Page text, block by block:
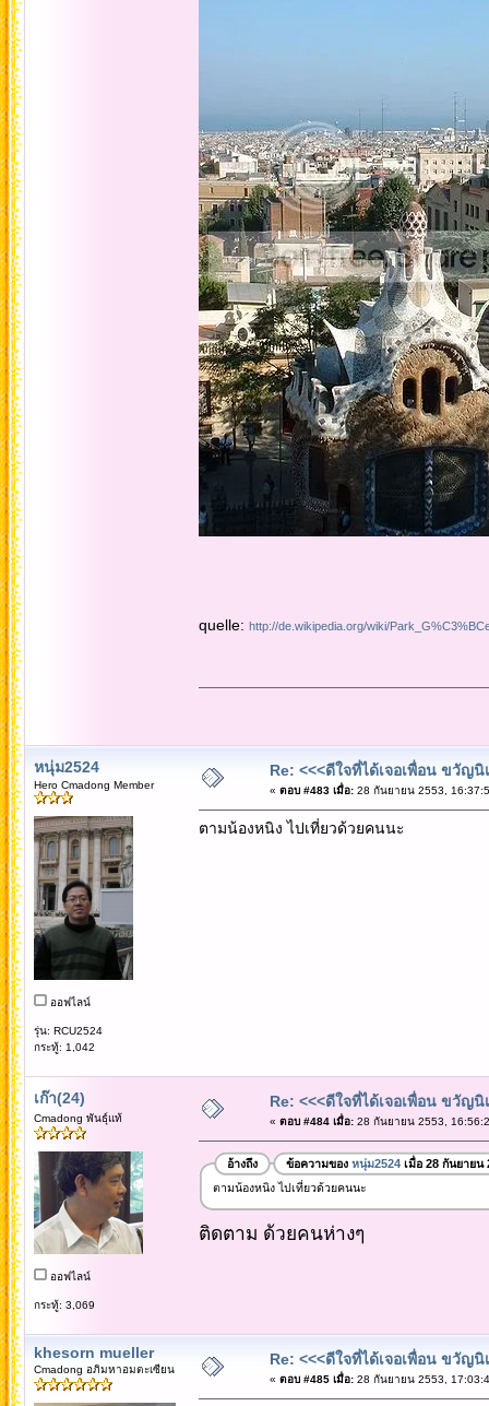
quelle: http://de.wikipedia.org/wiki/
หนุ่ม2524
Hero Cmadong Member
ออฟไลน์
รุ่น: RCU2524
กระทู้: 1,042
Re: <<<ดีใจที่ได้เจอเพื่อน ขวัญนิ
« ตอบ #483 เมื่อ:28 กันยายน 2553,
ตามน้องหนิง ไปเที่ยวด้วยคนนะ
เก๊า(24)
Cmadong พันธุ์แท้
ออฟไลน์
กระทู้: 3,069
Re: <<<ดีใจที่ได้เจอเพื่อน ขวัญนิ
« ตอบ #484 เมื่อ:28 กันยายน 2553,
อ้างถึง ข้อความของ หนุ่ม2524เมื่อ 28 กันยายน
ตามน้องหนิง ไปเที่ยวด้วยคนนะ
ติดตาม ด้วยคนห่างๆ
khesorn mueller
Cmadong อภิมหาอมตะเซียน
Re: <<<ดีใจที่ได้เจอเพื่อน ขวัญนิ
« ตอบ #485 เมื่อ:28 กันยายน 2553,